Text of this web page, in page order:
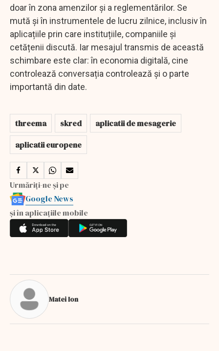
doar în zona amenzilor și a reglementărilor. Se
mută și în instrumentele de lucru zilnice, inclusiv în
aplicațiile prin care instituțiile, companiile și
cetățenii discută. Iar mesajul transmis de această
schimbare este clar: în economia digitală, cine
controlează conversația controlează și o parte
importantă din date.
threema skred
aplicatii de mesagerie
aplicatii europene
Urmăriți-ne și pe
Google News
și în aplicațiile mobile
Matei Ion